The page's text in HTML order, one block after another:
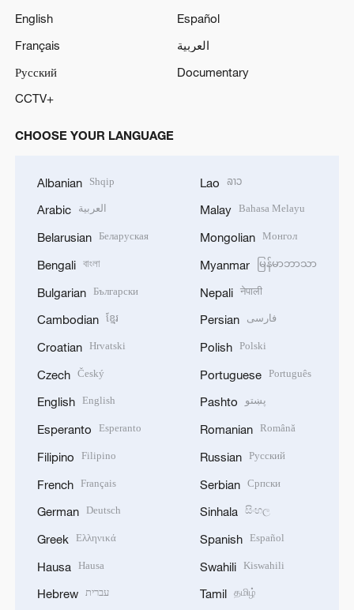
English
Español
Français
العربية
Русский
Documentary
CCTV+
CHOOSE YOUR LANGUAGE
Albanian Shqip
Arabic العربية
Belarusian Беларуская
Bengali বাংলা
Bulgarian Български
Cambodian ខ្មែរ
Croatian Hrvatski
Czech Český
English English
Esperanto Esperanto
Filipino Filipino
French Français
German Deutsch
Greek Ελληνικά
Hausa Hausa
Hebrew עברית
Lao ລາວ
Malay Bahasa Melayu
Mongolian Монгол
Myanmar မြန်မာဘာသာ
Nepali नेपाली
Persian فارسی
Polish Polski
Portuguese Português
Pashto پښتو
Romanian Română
Russian Русский
Serbian Српски
Sinhala සිංහල
Spanish Español
Swahili Kiswahili
Tamil தமிழ்